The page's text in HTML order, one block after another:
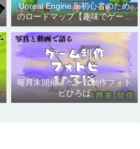
Unreal Engine 5 初心者のため
のロードマップ【趣味でゲーム
制作】
毎月末開催！ゲーム制作フォト
ビひろば